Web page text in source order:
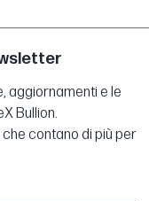
aggiornamenti e le
Bullion.
contano di più per